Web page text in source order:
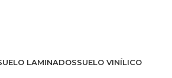
LAMINADOSSUELO VINÍLICO